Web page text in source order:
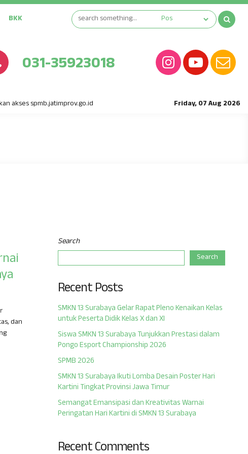
BKK
031-35923018
Friday, 07 Aug 2026
akses spmb.jatimprov.go.id
dan
Search
Search
Recent Posts
SMKN 13 Surabaya Gelar Rapat Pleno Kenaikan Kelas
untuk Peserta Didik Kelas X dan XI
Siswa SMKN 13 Surabaya Tunjukkan Prestasi dalam
Pongo Esport Championship 2026
SPMB 2026
SMKN 13 Surabaya Ikuti Lomba Desain Poster Hari
Kartini Tingkat Provinsi Jawa Timur
Semangat Emansipasi dan Kreativitas Warnai
Peringatan Hari Kartini di SMKN 13 Surabaya
Recent Comments